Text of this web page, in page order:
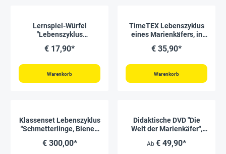
Lernspiel-Würfel
"Lebenszyklus
tlg.
€ 17,90*
Warenkorb
TimeTEX Lebenszyklus
eines Marienkäfers, in
Premium"
€ 35,90*
Warenkorb
Klassenset Lebenszyklus
"Schmetterlinge, Bienen
magnetisch, 100-tlg.
€ 300,00*
Didaktische DVD "Die
Welt der Marienkäfer",
Ab € 49,90*